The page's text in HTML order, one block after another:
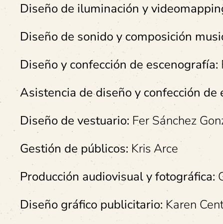
Diseño de iluminación y
Diseño de sonido y composición
Diseño y confección de escenografía:
Asistencia de diseño y confección de
Diseño de vestuario: Fer Sánchez
Gestión de públicos: Kris Arce
Producción audiovisual y fotográfica:
Diseño gráfico publicitario: Karen